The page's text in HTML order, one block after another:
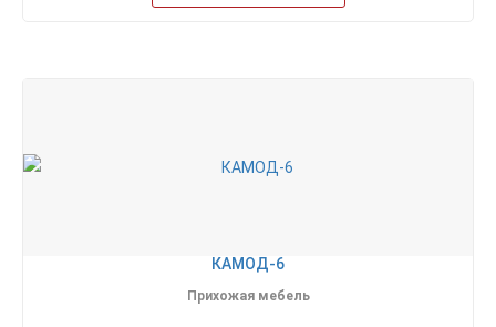
КАМОД-6
Прихожая мебель